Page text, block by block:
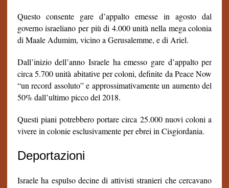
Questo consente gare d’appalto emesse in agosto dal
governo israeliano per più di 4.000 unità nella mega colonia
di Maale Adumim, vicino a Gerusalemme, e di Ariel.
Dall’inizio dell’anno Israele ha emesso gare d’appalto per
circa 5.700 unità abitative per coloni, definite da Peace Now
“un record assoluto” e approssimativamente un aumento del
50% dall’ultimo picco del 2018.
Questi piani potrebbero portare circa 25.000 nuovi coloni a
vivere in colonie esclusivamente per ebrei in Cisgiordania.
Deportazioni
Israele ha espulso decine di attivisti stranieri che cercavano